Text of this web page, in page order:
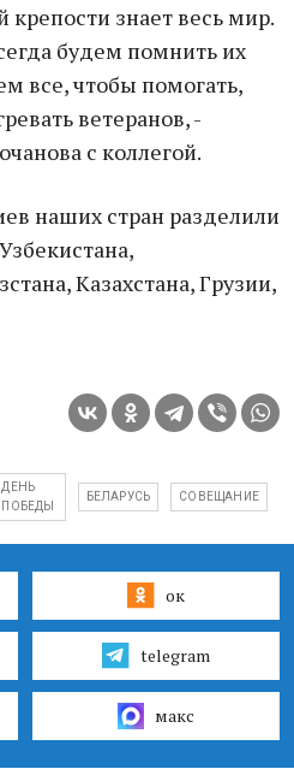
крепости знает весь мир.
будем помнить их
все, чтобы помогать,
ветеранов, -
с коллегой.
наших стран разделили
Казахстана, Грузии,
ДЕНЬ
ПОБЕДЫ
БЕЛАРУСЬ СОВЕЩАНИЕ
ок
telegram
макс